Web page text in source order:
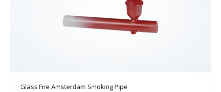
Glass Fire Amsterdam Smoking Pipe